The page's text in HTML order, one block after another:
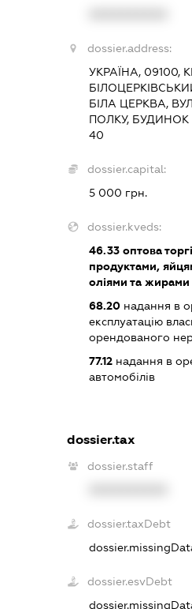
dossier.address:
УКРАЇНА, 09100,
БІЛА ЦЕРКВА,
ПОЛКУ, БУДИНОК
40
dossier.capital:
5 000 грн.
dossier.kveds:
46.33оптова
продуктами,
оліями та жирами
68.20надання в
експлуатацію
орендованого
77.12надання в
автомобілів
dossier.tax
dossier.staff
dossier.taxDebt
dossier.esvDebt